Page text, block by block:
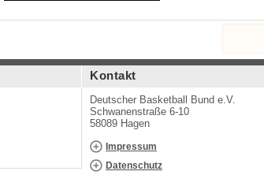
Kontakt
Deutscher Basketball Bund e.V.
Schwanenstraße 6-10
58089 Hagen
Impressum
Datenschutz